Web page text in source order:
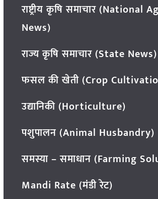
राष्ट्रीय कृषि समाचार (National
News)
राज्य कृषि समाचार (State News)
फसल की खेती (Crop
उद्यानिकी (Horticulture)
पशुपालन (Animal Husbandry)
समस्या – समाधान (Farming
Mandi Rate (मंडी रेट)